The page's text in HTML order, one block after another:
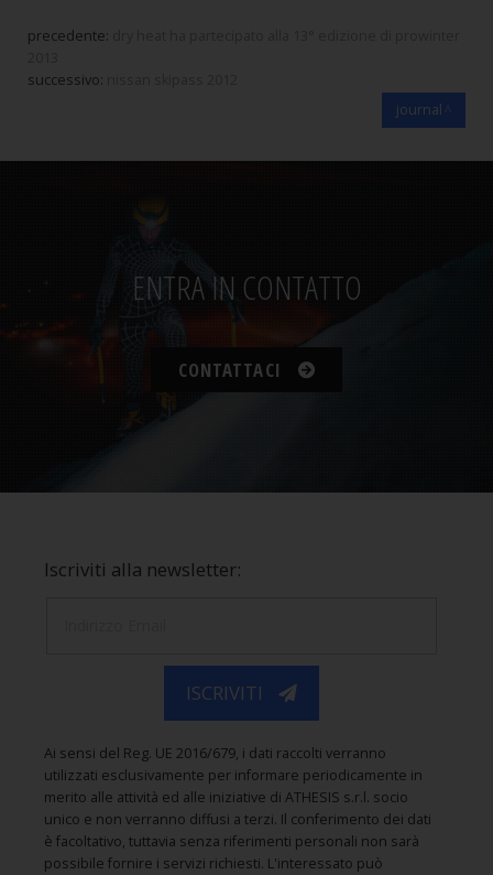
precedente:
successivo:
journal
ENTRA IN CONTATTO
CONTATTACI
Iscriviti alla newsletter:
ISCRIVITI
Ai sensi del Reg. UE 2016/679, i dati raccolti verranno
utilizzati esclusivamente per informare periodicamente in
merito alle attività ed alle iniziative di ATHESIS s.r.l. socio
unico e non verranno diffusi a terzi. Il conferimento dei dati
è facoltativo, tuttavia senza riferimenti personali non sarà
possibile fornire i servizi richiesti. L'interessato può